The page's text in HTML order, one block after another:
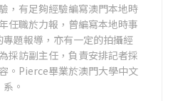
，有足夠經驗編寫澳門本地時
任職於力報，曾編寫本地時事
題報導，亦有一定的拍攝經
採訪副主任，負責安排記者採
。Pierce畢業於澳門大學中文
系。